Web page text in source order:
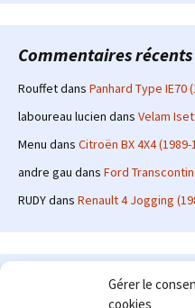
Gérer le
cookies
Commentaires récents
Rouffetdans Panhard Type IE70
laboureau lucien dans Velam
Menu dans Citroën BX 4X4 (1989-
andre gau dans Ford
RUDYdans Renault 4 Jogging
Le site en quelques